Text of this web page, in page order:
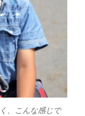
、こんな感じで